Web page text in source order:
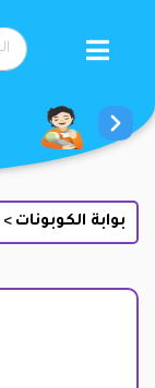
بوابة الكوبونات >